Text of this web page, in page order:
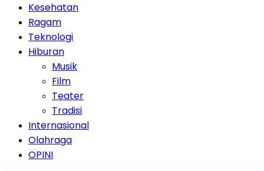
Kesehatan
Ragam
Teknologi
Hiburan
Musik
Film
Teater
Tradisi
Internasional
Olahraga
OPINI